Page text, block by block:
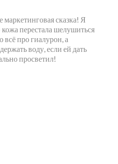
маркетинговая сказка! Я
перестала шелушиться
всё про гиалурон, а
воду, если ей дать
просветил!